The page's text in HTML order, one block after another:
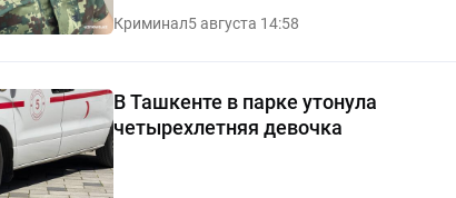
Криминал5 августа 14:58
В Ташкенте в парке утонула
четырехлетняя девочка